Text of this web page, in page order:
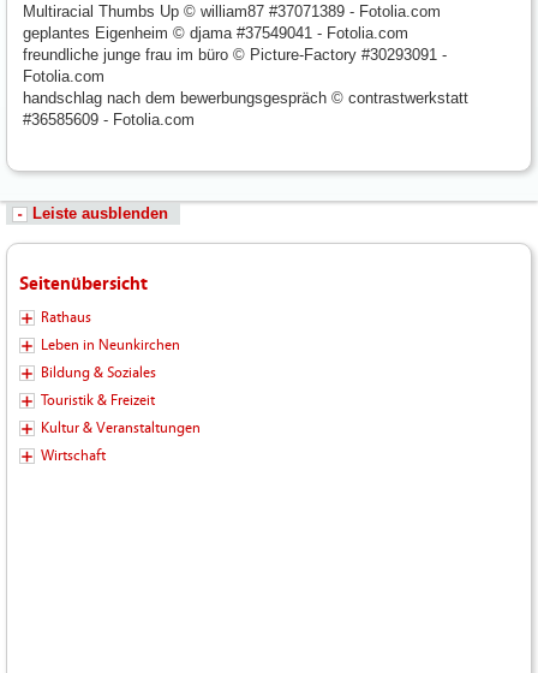
Multiracial Thumbs Up © william87 #37071389 - Fotolia.com
geplantes Eigenheim © djama #37549041 - Fotolia.com
freundliche junge frau im büro © Picture-Factory #30293091 -
Fotolia.com
handschlag nach dem bewerbungsgespräch © contrastwerkstatt
#36585609 - Fotolia.com
Leiste ausblenden
Seitenübersicht
Rathaus
Leben in Neunkirchen
Bildung & Soziales
Touristik & Freizeit
Kultur & Veranstaltungen
Wirtschaft